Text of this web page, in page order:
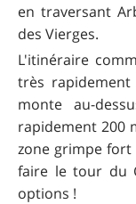
en traversant
des Vierges.
L'itinéraire
très
monte au-
rapidement 200
zone grimpe
faire le tour du
options !